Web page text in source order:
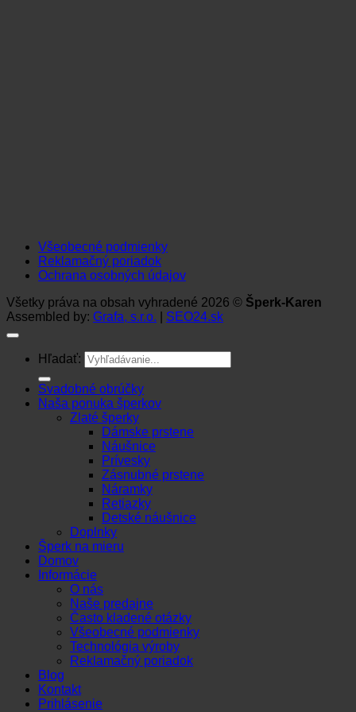
Všeobecné podmienky
Reklamačný poriadok
Ochrana osobných údajov
Všetky práva na obsah vyhradené 2026 © Šperk-Karen
Assembled by: Grafa, s.r.o. SEO24.sk
Hľadať:
Svadobné obrúčky
Naša ponuka šperkov
Zlaté šperky
Dámske prstene
Náušnice
Prívesky
Zásnubné prstene
Náramky
Retiazky
Detské náušnice
Doplnky
Šperk na mieru
Domov
Informácie
O nás
Naše predajne
Často kladené otázky
Všeobecné podmienky
Technológia výroby
Reklamačný poriadok
Blog
Kontakt
Prihlásenie